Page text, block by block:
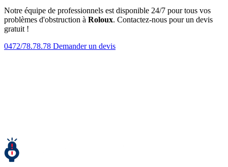
Notre équipe de professionnels est disponible 24/7 pour tous vos
problèmes d'obstruction à Roloux. Contactez-nous pour un devis
gratuit !
0472/78.78.78 Demander un devis